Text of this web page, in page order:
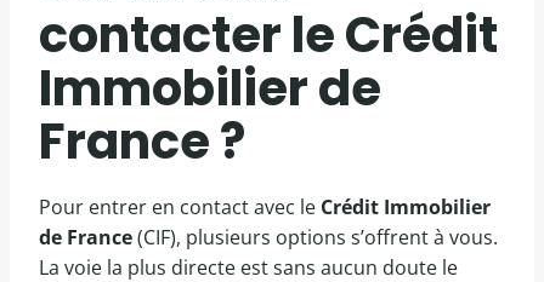
contacter le Crédit
Immobilier de
France ?
Pour entrer en contact avec le Crédit Immobilier
de France(CIF), plusieurs options s’offrent à vous.
La voie la plus directe est sans aucun doute le